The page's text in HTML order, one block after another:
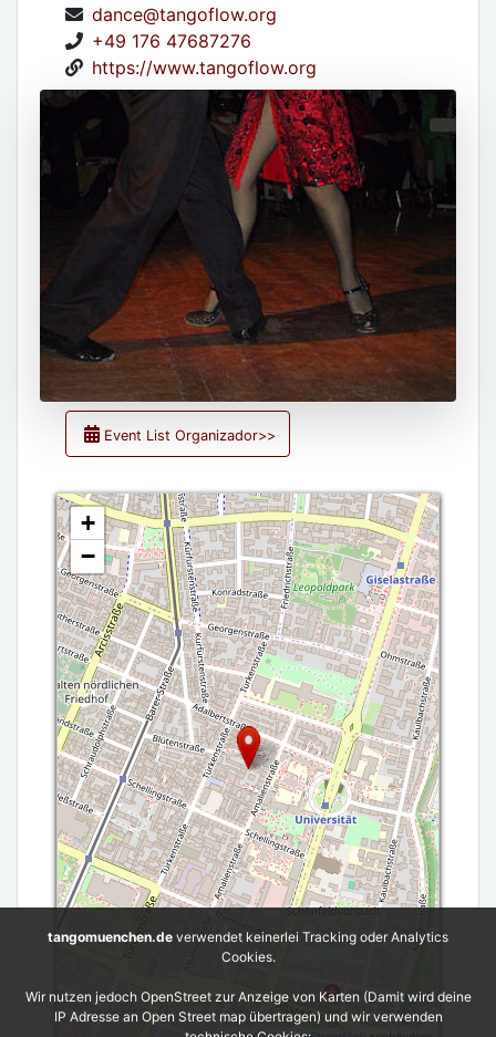
dance@tangoflow.org
+49 176 47687276
https://www.tangoflow.org
Event List Organizador>>
+
−
tangomuenchen.de verwendet keinerlei Tracking oder Analytics
Cookies.
Wir nutzen jedoch OpenStreet zur Anzeige von Karten (Damit wird deine
IP Adresse an Open Street map übertragen) und wir verwenden